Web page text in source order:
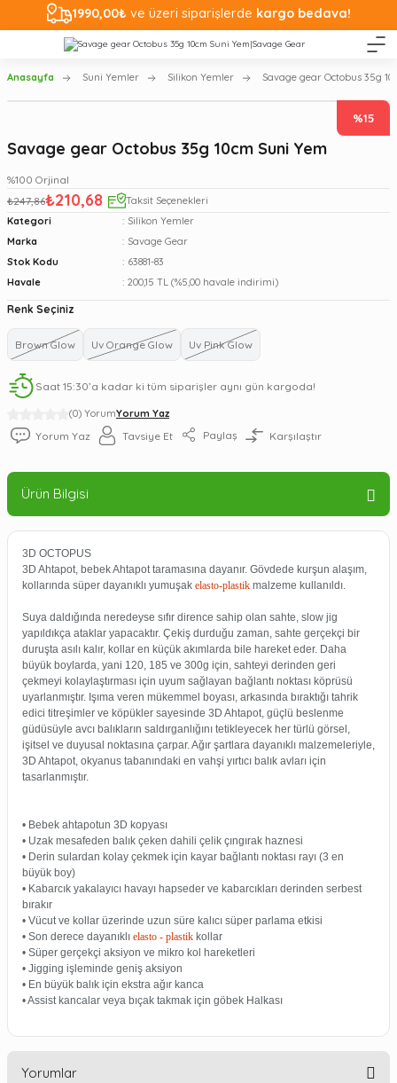
1990,00₺ ve üzeri siparişlerde kargo bedava!
Anasayfa Suni Yemler Silikon Yemler Savage gear Octobus 35g
%15
(0) YorumYorum Yaz
Savage gear Octobus 35g 10cm Suni Yem
%100 Orjinal
₺247,86₺210,68
Taksit Seçenekleri
Kategori
Silikon Yemler
Marka
Savage Gear
Stok Kodu
63881-83
Havale
200,15 TL (%5,00 havale indirimi)
Renk Seçiniz
Brown Glow Uv Orange Glow Uv Pink Glow
Saat 15:30’a kadar ki tüm siparişler aynı gün kargoda!
Yorum Yaz Tavsiye Et Paylaş Karşılaştır
Ürün Bilgisi
3D OCTOPUS
3D Ahtapot, bebek Ahtapot taramasına dayanır. Gövdede kurşun alaşım,
kollarında süper dayanıklı yumuşak elasto-plastik malzeme kullanıldı.
Suya daldığında neredeyse sıfır dirence sahip olan sahte, slow jig
yapıldıkça ataklar yapacaktır. Çekiş durduğu zaman, sahte gerçekçi bir
duruşta asılı kalır, kollar en küçük akımlarda bile hareket eder. Daha
büyük boylarda, yani 120, 185 ve 300g için, sahteyi derinden geri
çekmeyi kolaylaştırması için uyum sağlayan bağlantı noktası köprüsü
uyarlanmıştır. Işıma veren mükemmel boyası, arkasında bıraktığı tahrik
edici titreşimler ve köpükler sayesinde 3D Ahtapot, güçlü beslenme
güdüsüyle avcı balıkların saldırganlığını tetikleyecek her türlü görsel,
işitsel ve duyusal noktasına çarpar. Ağır şartlara dayanıklı malzemeleriyle,
3D Ahtapot, okyanus tabanındaki en vahşi yırtıcı balık avları için
tasarlanmıştır.
• Bebek ahtapotun 3D kopyası
• Uzak mesafeden balık çeken dahili çelik çıngırak haznesi
• Derin sulardan kolay çekmek için kayar bağlantı noktası rayı (3 en
büyük boy)
• Kabarcık yakalayıcı havayı hapseder ve kabarcıkları derinden serbest
bırakır
• Vücut ve kollar üzerinde uzun süre kalıcı süper parlama etkisi
• Son derece dayanıklı elasto - plastik kollar
• Süper gerçekçi aksiyon ve mikro kol hareketleri
• Jigging işleminde geniş aksiyon
• En büyük balık için ekstra ağır kanca
• Assist kancalar veya bıçak takmak için göbek Halkası
Yorumlar